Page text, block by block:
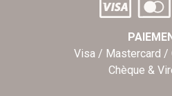
Visa / Mastercard /
Chèque &